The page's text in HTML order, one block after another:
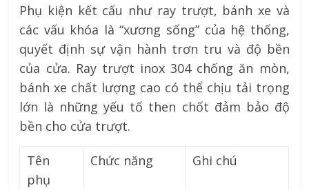
Phụ kiện kết cấu như ray trượt, bánh xe và
các vấu khóa là “xương sống” của hệ thống,
quyết định sự vận hành trơn tru và độ bền
của cửa. Ray trượt inox 304 chống ăn mòn,
bánh xe chất lượng cao có thể chịu tải trọng
lớn là những yếu tố then chốt đảm bảo độ
bền cho cửa trượt.
Tên
phụ
Chức năng Ghi chú